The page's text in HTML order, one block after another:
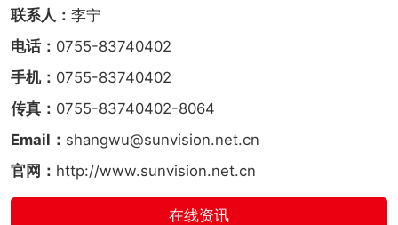
联系人： 李宁
电话： 0755-83740402
手机： 0755-83740402
传真： 0755-83740402-8064
Email： shangwu@sunvision.net.cn
官网： http://www.sunvision.net.cn
在线资讯